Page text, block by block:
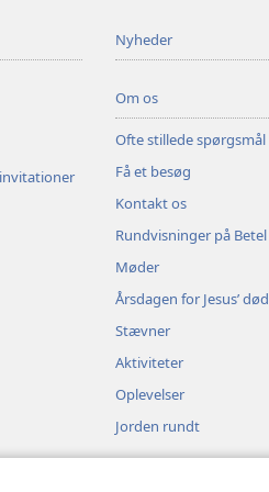
Nyheder
Om os
Ofte stillede spørgsmål
Få et besøg
Kontakt os
Rundvisninger på Betel
Møder
Årsdagen for Jesus’ død
Stævner
Aktiviteter
Oplevelser
Jorden rundt